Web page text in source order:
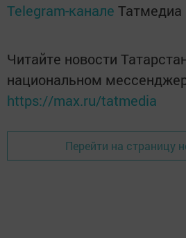
Telegram-канале Татмедиа
Читайте новости
национальном
https://max.ru/tatmedia
Перейти на страницу